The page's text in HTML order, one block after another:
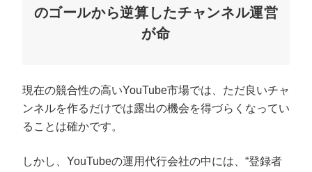
のゴールから逆算したチャンネル運営
が命
現在の競合性の高いYouTube市場では、ただ良いチャ
ンネルを作るだけでは露出の機会を得づらくなってい
ることは確かです。
しかし、YouTubeの運用代行会社の中には、“登録者